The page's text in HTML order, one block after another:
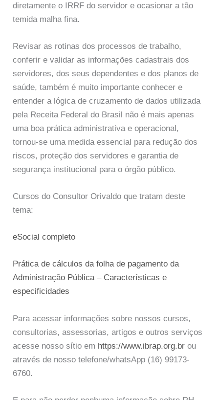
diretamente o IRRF do servidor e ocasionar a tão
temida malha fina.
Revisar as rotinas dos processos de trabalho,
conferir e validar as informações cadastrais dos
servidores, dos seus dependentes e dos planos de
saúde, também é muito importante conhecer e
entender a lógica de cruzamento de dados utilizada
pela Receita Federal do Brasil não é mais apenas
uma boa prática administrativa e operacional,
tornou-se uma medida essencial para redução dos
riscos, proteção dos servidores e garantia de
segurança institucional para o órgão público.
Cursos do Consultor Orivaldo que tratam deste
tema:
eSocial completo
Prática de cálculos da folha de pagamento da
Administração Pública – Características e
especificidades
Para acessar informações sobre nossos cursos,
consultorias, assessorias, artigos e outros serviços
acesse nosso sítio em https://www.ibrap.org.br ou
através de nosso telefone/whatsApp (16) 99173-
6760.